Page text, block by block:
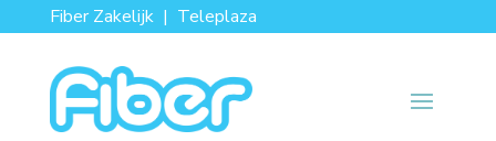
Fiber Zakelijk| Teleplaza